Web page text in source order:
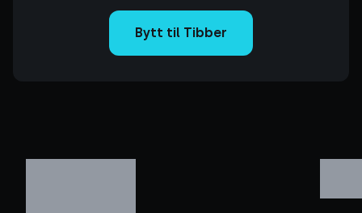
Bytt til Tibber